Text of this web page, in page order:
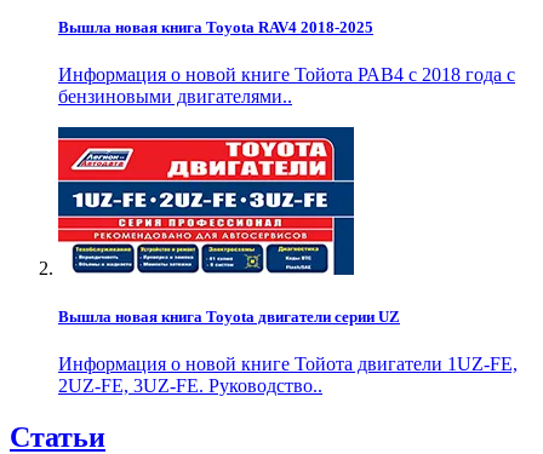
Вышла новая книга Toyota RAV4 2018-2025
Информация о новой книге Тойота РАВ4 с 2018 года с
бензиновыми двигателями..
Вышла новая книга Toyota двигатели серии UZ
Информация о новой книге Тойота двигатели 1UZ-FE,
2UZ-FE, 3UZ-FE. Руководство..
Статьи